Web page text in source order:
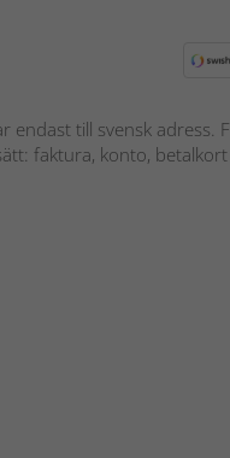
endast till svensk
faktura, konto,